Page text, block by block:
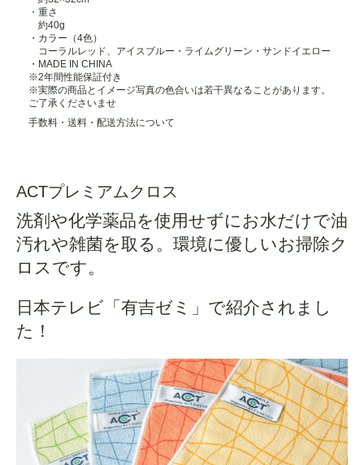
・重さ
約40g
・カラー（4色）
コーラルレッド、アイスブルー・ライムグリーン・サンドイエロー
・MADE IN CHINA
※2年間性能保証付き
※実際の商品とイメージ写真の色合いは若干異なることがあります。
ご了承くださいませ
手数料・送料・配送方法について
ACTプレミアムクロス
洗剤や化学薬品を使用せずにお水だけで油
汚れや雑菌を取る。環境に優しいお掃除ク
ロスです。
日本テレビ「有吉ゼミ」で紹介されまし
た！